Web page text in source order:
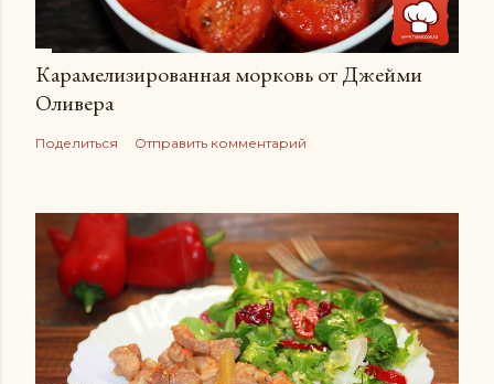
Карамелизированная морковь от Джейми
Оливера
Поделиться Отправить комментарий